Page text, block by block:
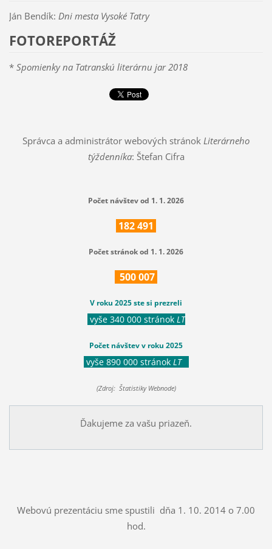
Ján Bendík: Dni mesta Vysoké Tatry
FOTOREPORTÁŽ
* Spomienky na Tatranskú literárnu jar 2018
Správca a administrátor webových stránok Literárneho
týždenníka: Štefan Cifra
Počet návštev od 1. 1. 2026
182491
Počet stránok od 1. 1. 2026
500007
V roku 2025 ste si prezreli
vyše 340 000 stránok LT
Počet návštev v roku 2025
vyše 890 000 stránok LT
(Zdroj: Štatistiky Webnode)
Ďakujeme za vašu priazeň.
Webovú prezentáciu sme spustili dňa 1. 10. 2014 o 7.00
hod.